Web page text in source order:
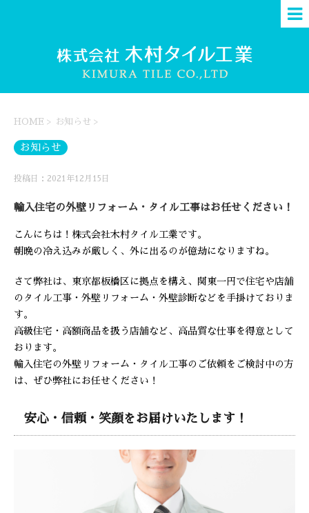
HOME > お知らせ >
お知らせ
投稿日：2021年12月15日
輸入住宅の外壁リフォーム・タイル工事はお任せください！
こんにちは！株式会社木村タイル工業です。
朝晩の冷え込みが厳しく、外に出るのが億劫になりますね。
さて弊社は、東京都板橋区に拠点を構え、関東一円で住宅や店舗
のタイル工事・外壁リフォーム・外壁診断などを手掛けておりま
す。
高級住宅・高額商品を扱う店舗など、高品質な仕事を得意として
おります。
輸入住宅の外壁リフォーム・タイル工事のご依頼をご検討中の方
は、ぜひ弊社にお任せください！
安心・信頼・笑顔をお届けいたします！